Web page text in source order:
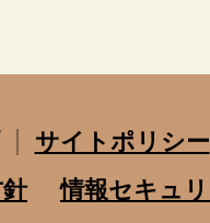
サイトポリシー
情報セキュ